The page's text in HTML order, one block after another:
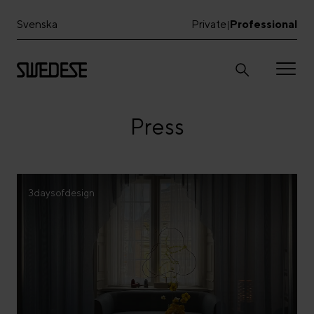
Svenska Professional
|
Private
Press
3daysofdesign